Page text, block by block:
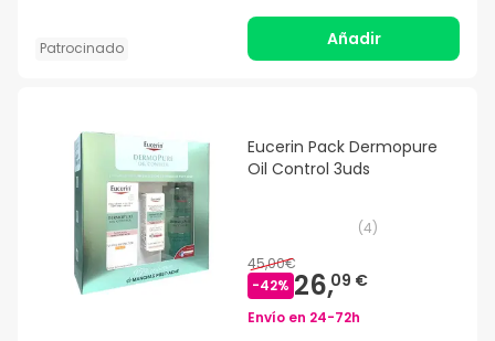
Patrocinado Añadir
Eucerin Pack Dermopure
Oil Control 3uds
(4)
45,00€
-42% 26,09 €
Envío en 24-72h